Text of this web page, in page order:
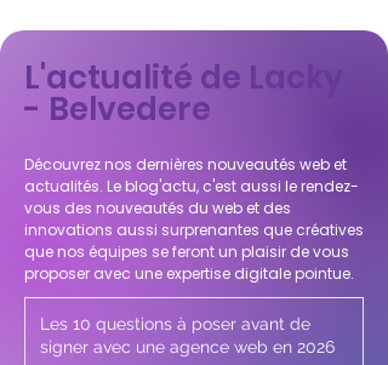
L'actualité de Lacky
- Belvedere
Découvrez nos dernières nouveautés web et
actualités. Le blog'actu, c'est aussi le rendez-
vous des nouveautés du web et des
innovations aussi surprenantes que créatives
que nos équipes se feront un plaisir de vous
proposer avec une expertise digitale pointue.
Les 10 questions à poser avant de
signer avec une agence web en 2026